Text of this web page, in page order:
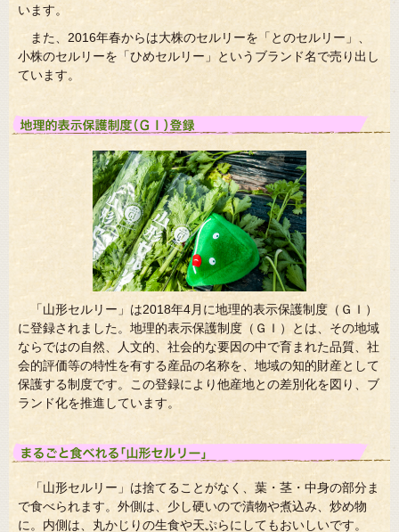
います。
また、2016年春からは大株のセルリーを「とのセルリー」、
小株のセルリーを「ひめセルリー」というブランド名で売り出し
ています。
「山形セルリー」は2018年4月に地理的表示保護制度（ＧＩ）
に登録されました。地理的表示保護制度（ＧＩ）とは、その地域
ならではの自然、人文的、社会的な要因の中で育まれた品質、社
会的評価等の特性を有する産品の名称を、地域の知的財産として
保護する制度です。この登録により他産地との差別化を図り、ブ
ランド化を推進しています。
「山形セルリー」は捨てることがなく、葉・茎・中身の部分ま
で食べられます。外側は、少し硬いので漬物や煮込み、炒め物
に。内側は、丸かじりの生食や天ぷらにしてもおいしいです。